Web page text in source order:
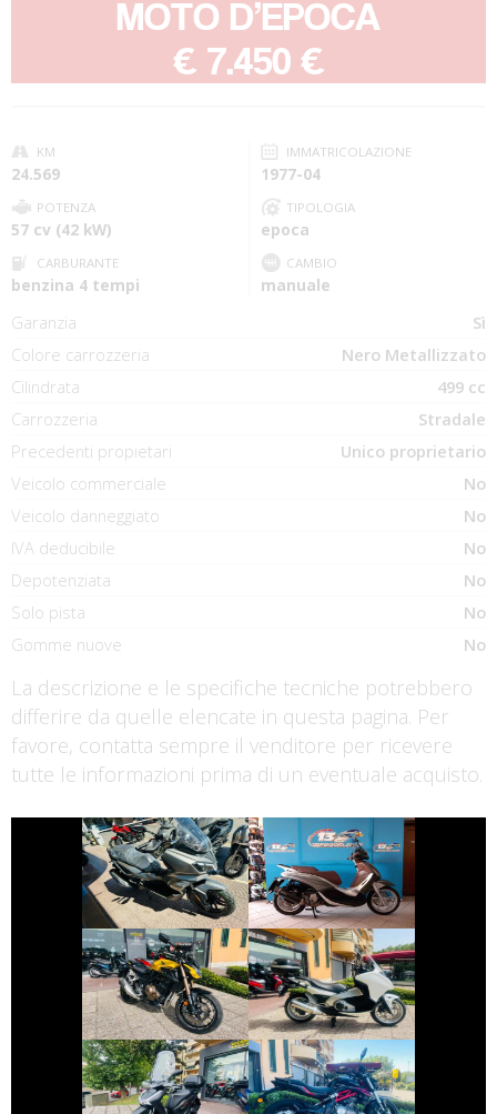
MOTO D’EPOCA
€ 7.450 €
KM
24.569
IMMATRICOLAZIONE
1977-04
POTENZA
57 cv (42 kW)
TIPOLOGIA
epoca
CARBURANTE
benzina 4 tempi
CAMBIO
manuale
Garanzia
Sì
Colore carrozzeria
Nero Metallizzato
Cilindrata
499 cc
Carrozzeria
Stradale
Precedenti propietari
Unico proprietario
Veicolo commerciale
No
Veicolo danneggiato
No
IVA deducibile
No
Depotenziata
No
Solo pista
No
Gomme nuove
No
La descrizione e le specifiche tecniche potrebbero
differire da quelle elencate in questa pagina. Per
favore, contatta sempre il venditore per ricevere
tutte le informazioni prima di un eventuale acquisto.
SYM ADX-300
PIAGGIO
BEVERLY
HONDA CB-F
€ 5.490 €
HONDA INTEGRA
€ 2.990 €
HONDA SH
€ 3.490 €
BENELLI BN
€ 2.790 €